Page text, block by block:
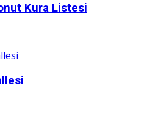
Kura Listesi